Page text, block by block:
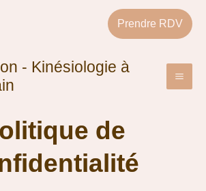
Prendre RDV
- Kinésiologie à
de